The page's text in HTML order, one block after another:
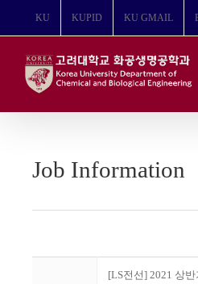
뛰
KU KUPID KU GMAIL
Job Information
[LS전선] 2021 상